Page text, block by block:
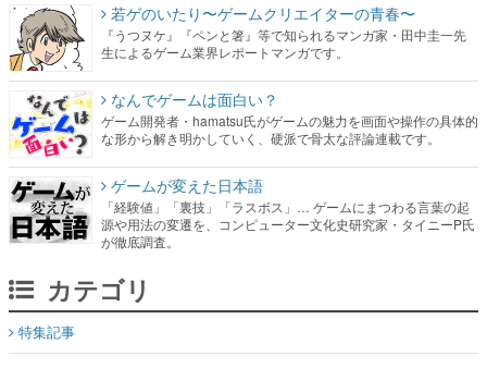
若ゲのいたり〜ゲームクリエイターの青春〜
『うつヌケ』『ペンと箸』等で知られるマンガ家・田中圭一先
生によるゲーム業界レポートマンガです。
なんでゲームは面白い？
ゲーム開発者・hamatsu氏がゲームの魅力を画面や操作の具体的
な形から解き明かしていく、硬派で骨太な評論連載です。
ゲームが変えた日本語
「経験値」「裏技」「ラスボス」… ゲームにまつわる言葉の起
源や用法の変遷を、コンピューター文化史研究家・タイニーP氏
が徹底調査。
カテゴリ
特集記事